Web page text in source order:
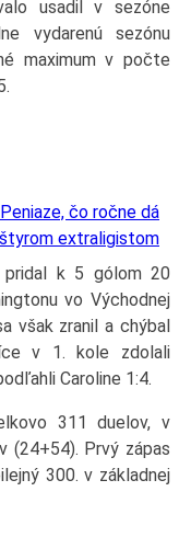
usadil v sezóne
vydarenú sezónu
maximum v počte
čo ročne dá
extraligistom
pridal k 5 gólom 20
vo Východnej
však zranil a chýbal
v 1. kole zdolali
Caroline 1:4.
311 duelov, v
(24+54). Prvý zápas
300. v základnej